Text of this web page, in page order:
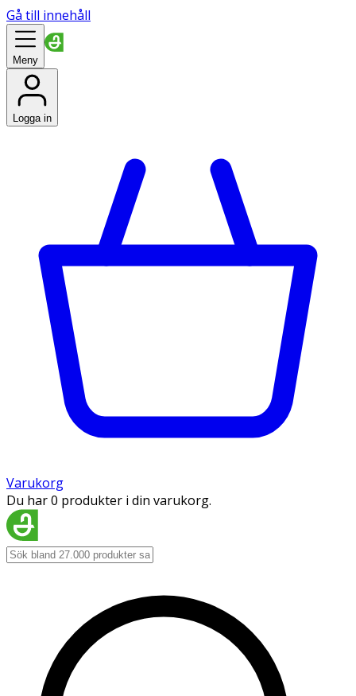
Gå till innehåll
Meny
Logga in
Varukorg
Du har 0 produkter i din varukorg.